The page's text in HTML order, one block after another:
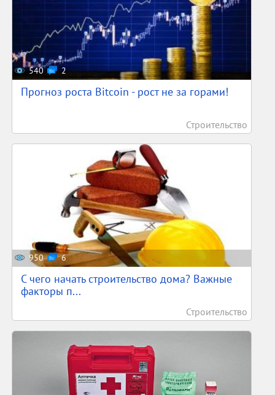
540 2
Прогноз роста Bitcoin - рост не за горами!
Строительство
950 6
С чего начать строительство дома? Важные
факторы п...
Строительство